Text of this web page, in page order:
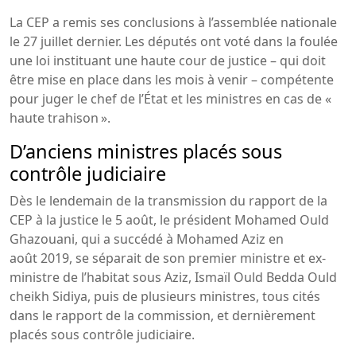
La CEP a remis ses conclusions à l’assemblée nationale
le 27 juillet dernier. Les députés ont voté dans la foulée
une loi instituant une haute cour de justice – qui doit
être mise en place dans les mois à venir – compétente
pour juger le chef de l’État et les ministres en cas de «
haute trahison ».
D’anciens ministres placés sous
contrôle judiciaire
Dès le lendemain de la transmission du rapport de la
CEP à la justice le 5 août, le président Mohamed Ould
Ghazouani, qui a succédé à Mohamed Aziz en
août 2019, se séparait de son premier ministre et ex-
ministre de l’habitat sous Aziz, Ismaïl Ould Bedda Ould
cheikh Sidiya, puis de plusieurs ministres, tous cités
dans le rapport de la commission, et dernièrement
placés sous contrôle judiciaire.